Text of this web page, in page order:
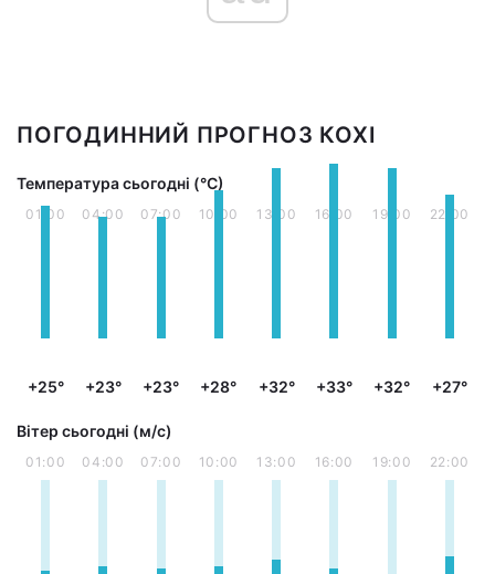
ПОГОДИННИЙ ПРОГНОЗ КОХІ
Температура сьогодні (°С)
01:00
+25°
04:00
+23°
07:00
+23°
10:00
+28°
13:00
+32°
16:00
+33°
19:00
+32°
22:00
+27°
Вітер сьогодні (м/с)
01:00 04:00 07:00 10:00 13:00 16:00 19:00 22:00